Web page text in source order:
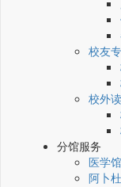
校友
校外
分馆服务
医学馆
阿卜